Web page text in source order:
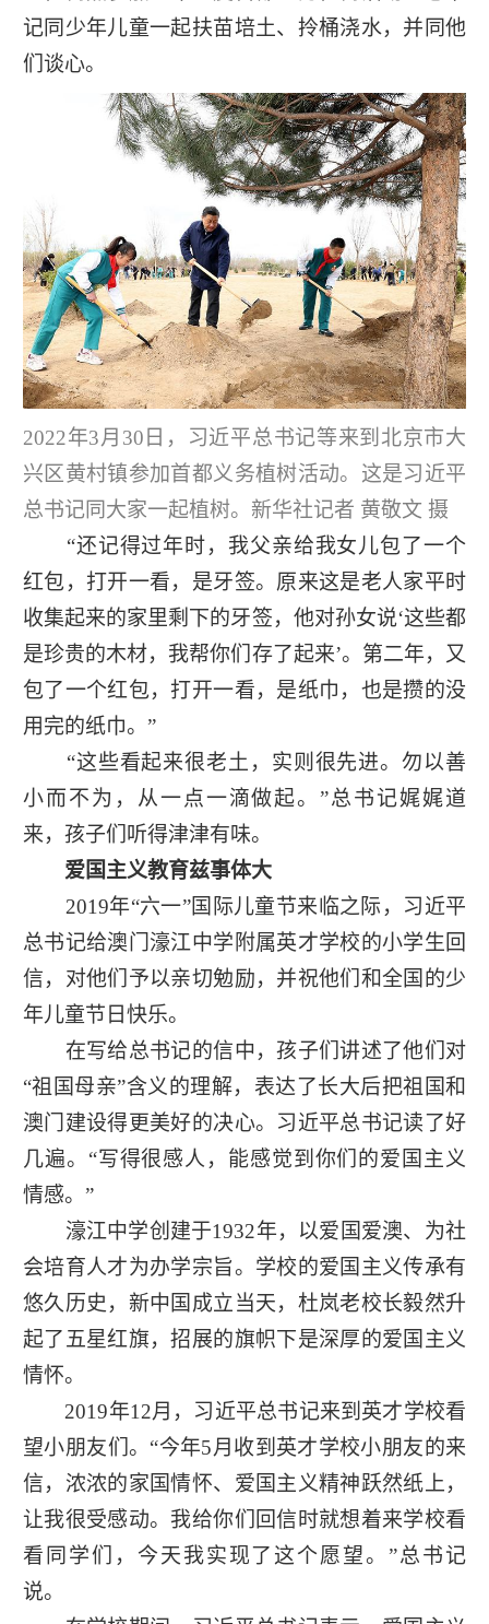
记同少年儿童一起扶苗培土、拎桶浇水，并同他
们谈心。
2022年3月30日，习近平总书记等来到北京市大
兴区黄村镇参加首都义务植树活动。这是习近平
总书记同大家一起植树。新华社记者 黄敬文 摄
“还记得过年时，我父亲给我女儿包了一个
红包，打开一看，是牙签。原来这是老人家平时
收集起来的家里剩下的牙签，他对孙女说‘这些都
是珍贵的木材，我帮你们存了起来’。第二年，又
包了一个红包，打开一看，是纸巾，也是攒的没
用完的纸巾。”
“这些看起来很老土，实则很先进。勿以善
小而不为，从一点一滴做起。”总书记娓娓道
来，孩子们听得津津有味。
爱国主义教育兹事体大
2019年“六一”国际儿童节来临之际，习近平
总书记给澳门濠江中学附属英才学校的小学生回
信，对他们予以亲切勉励，并祝他们和全国的少
年儿童节日快乐。
在写给总书记的信中，孩子们讲述了他们对
“祖国母亲”含义的理解，表达了长大后把祖国和
澳门建设得更美好的决心。习近平总书记读了好
几遍。“写得很感人，能感觉到你们的爱国主义
情感。”
濠江中学创建于1932年，以爱国爱澳、为社
会培育人才为办学宗旨。学校的爱国主义传承有
悠久历史，新中国成立当天，杜岚老校长毅然升
起了五星红旗，招展的旗帜下是深厚的爱国主义
情怀。
2019年12月，习近平总书记来到英才学校看
望小朋友们。“今年5月收到英才学校小朋友的来
信，浓浓的家国情怀、爱国主义精神跃然纸上，
让我很受感动。我给你们回信时就想着来学校看
看同学们，今天我实现了这个愿望。”总书记
说。